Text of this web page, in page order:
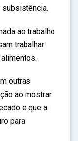
subsistência.
ao trabalho
trabalhar
outras
ao mostrar
e que a
para